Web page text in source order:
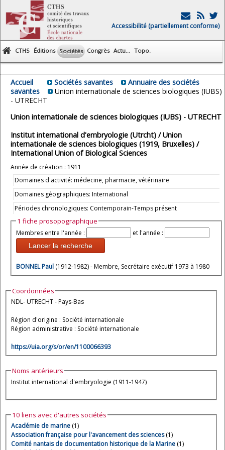
Accessibilité (partiellement conforme)
CTHS Éditions Sociétés Congrès Actu... Topo.
Accueil Sociétés savantes
Annuaire des sociétés
savantes
Union internationale de sciences biologiques (IUBS)
- UTRECHT
Union internationale de sciences biologiques (IUBS) - UTRECHT
Institut international d'embryologie (Utrcht) / Union
internationale de sciences biologiques (1919, Bruxelles) /
International Union of Biological Sciences
Année de création : 1911
Domaines d'activité: médecine, pharmacie, vétérinaire
Domaines géographiques: International
Périodes chronologiques: Contemporain-Temps présent
1 fiche prosopographique
Membres entre l'année : et l'année :
Lancer la recherche
BONNEL Paul (1912-1982) - Membre, Secrétaire exécutif 1973 à 1980
Coordonnées
NDL- UTRECHT - Pays-Bas
Région d'origine : Société internationale
Région administrative : Société internationale
https://uia.org/s/or/en/1100066393
Noms antérieurs
Institut international d'embryologie (1911-1947)
10 liens avec d'autres sociétés
Académie de marine (1)
Association française pour l'avancement des sciences(1)
Comité nantais de documentation historique de la Marine (1)